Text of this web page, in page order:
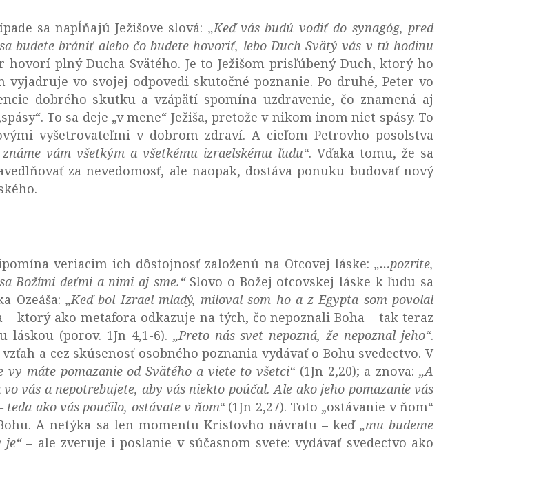
sa napĺňajú Ježišove slová: „Keď vás budú vodiť do synagóg, pred
budete brániť alebo čo budete hovoriť, lebo Duch Svätý vás v tú hodinu
hovorí plný Ducha Svätého. Je to Ježišom prisľúbený Duch, ktorý ho
vyjadruje vo svojej odpovedi skutočné poznanie. Po druhé, Peter vo
dobrého skutku a vzápätí spomína uzdravenie, čo znamená aj
To sa deje „v mene“ Ježiša, pretože v nikom inom niet spásy. To
vyšetrovateľmi v dobrom zdraví. A cieľom Petrovho posolstva
vám všetkým a všetkému izraelskému ľudu“. Vďaka tomu, že sa
za nevedomosť, ale naopak, dostáva ponuku budovať nový
veriacim ich dôstojnosť založenú na Otcovej láske: „…pozrite,
Božími deťmi a nimi aj sme.“Slovo o Božej otcovskej láske k ľudu sa
Ozeáša: „Keď bol Izrael mladý, miloval som ho a z Egypta som povolal
– ktorý ako metafora odkazuje na tých, čo nepoznali Boha – tak teraz
láskou (porov. 1Jn 4,1-6). „Preto nás svet nepozná, že nepoznal jeho“.
a cez skúsenosť osobného poznania vydávať o Bohu svedectvo. V
vy máte pomazanie od Svätého a viete to všetci“(1Jn 2,20); a znova:„A
vás a nepotrebujete, aby vás niekto poúčal. Ale ako jeho pomazanie vás
ako vás poučilo, ostávate v ňom“(1Jn 2,27). Toto „ostávanie v ňom“
A netýka sa len momentu Kristovho návratu – keď „mubudeme
je“– ale zveruje i poslanie v súčasnom svete: vydávať svedectvo ako